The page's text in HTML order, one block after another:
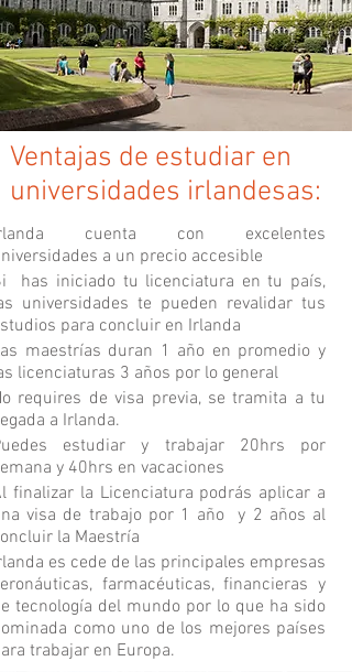
Ventajas de estudiar en
universidades irlandesas:
cuenta con excelentes
a un precio accesible
has iniciado tu licenciatura en tu país,
universidades te pueden revalidar tus
para concluir en Irlanda
maestrías duran 1 año en promedio y
licenciaturas 3 años por lo general
requires de visa previa, se tramita a tu
a Irlanda.
estudiar y trabajar 20hrs por
y 40hrs en vacaciones
finalizar la Licenciatura podrás aplicar a
visa de trabajo por 1 año y 2 años al
la Maestría
es cede de las principales empresas
farmacéuticas, financieras y
tecnología del mundo por lo que ha sido
como uno de los mejores países
trabajar en Europa.